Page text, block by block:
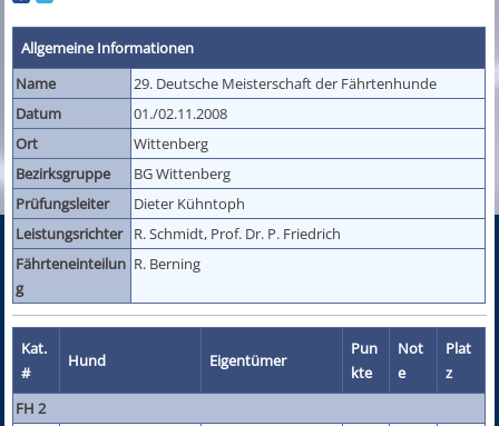
Allgemeine Informationen
Name
29. Deutsche Meisterschaft der Fährtenhunde
Datum
01./02.11.2008
Ort
Wittenberg
Bezirksgruppe
BG Wittenberg
Prüfungsleiter
Dieter Kühntoph
Leistungsrichter R. Schmidt, Prof. Dr. P. Friedrich
Fährteneinteilun
g
R. Berning
Kat.
#
Hund Eigentümer
Pun
kte
Not
e
Plat
z
FH 2